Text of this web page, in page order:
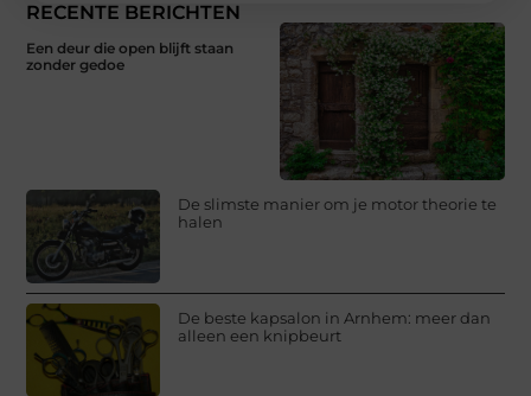
RECENTE BERICHTEN
Een deur die open blijft staan
zonder gedoe
De slimste manier om je motor theorie te
halen
De beste kapsalon in Arnhem: meer dan
alleen een knipbeurt